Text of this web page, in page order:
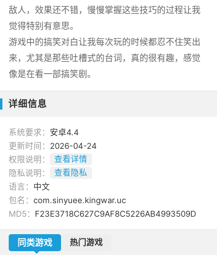
敌人，效果还不错，慢慢掌握这些技巧的过程让我
觉得特别有意思。
游戏中的搞笑对白让我每次玩的时候都忍不住笑出
来，尤其是那些吐槽式的台词，真的很有趣，感觉
像是在看一部搞笑剧。
详细信息
系统要求： 安卓4.4
更新时间： 2026-04-24
权限说明：
查看详情
隐私说明：
查看隐私
语言： 中文
包名： com.sinyuee.kingwar.uc
MD5： F23E3718C627C9AF8C5226AB4993509D
同类游戏 热门游戏